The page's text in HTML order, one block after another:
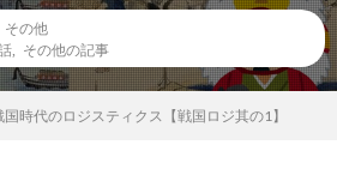
その他
その他の記事
国時代のロジスティクス【戦国ロジ其の1】